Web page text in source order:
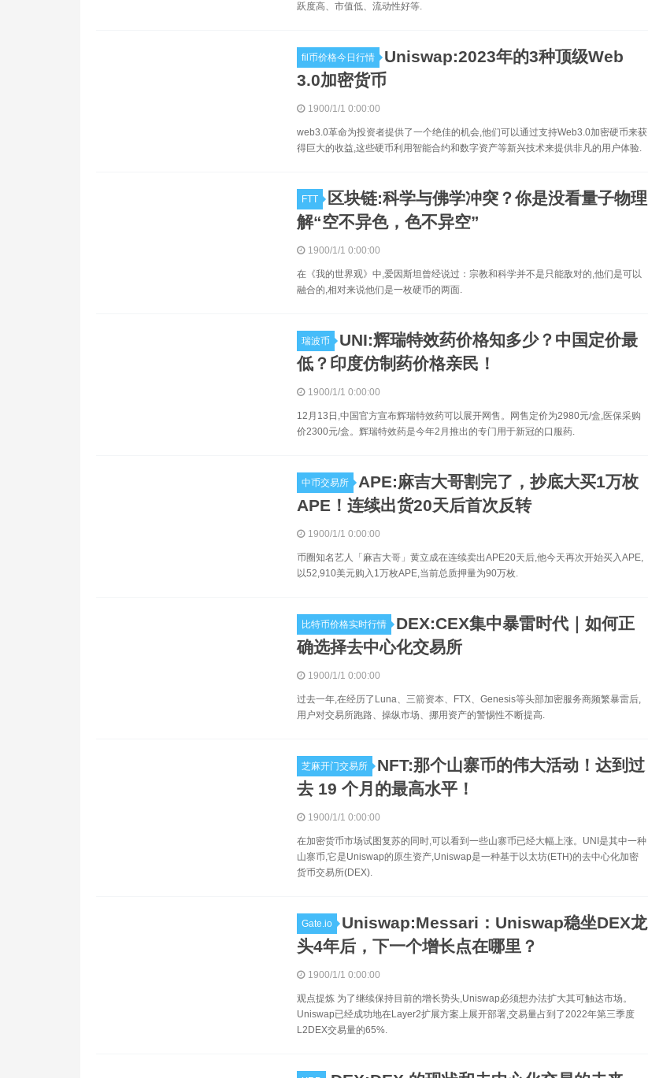
跃度高、市值低、流动性好等.
fil币价格今日行情
Uniswap:2023年的3种顶级Web
3.0加密货币
1900/1/1 0:00:00
web3.0革命为投资者提供了一个绝佳的机会,他们可以通过支持Web3.0加密硬币来获
得巨大的收益,这些硬币利用智能合约和数字资产等新兴技术来提供非凡的用户体验.
FTT
区块链:科学与佛学冲突？你是没看量子物理
解“空不异色，色不异空”
1900/1/1 0:00:00
在《我的世界观》中,爱因斯坦曾经说过：宗教和科学并不是只能敌对的,他们是可以
融合的,相对来说他们是一枚硬币的两面.
瑞波币
UNI:辉瑞特效药价格知多少？中国定价最
低？印度仿制药价格亲民！
1900/1/1 0:00:00
12月13日,中国官方宣布辉瑞特效药可以展开网售。网售定价为2980元/盒,医保采购
价2300元/盒。辉瑞特效药是今年2月推出的专门用于新冠的口服药.
中币交易所
APE:麻吉大哥割完了，抄底大买1万枚
APE！连续出货20天后首次反转
1900/1/1 0:00:00
币圈知名艺人「麻吉大哥」黄立成在连续卖出APE20天后,他今天再次开始买入APE,
以52,910美元购入1万枚APE,当前总质押量为90万枚.
比特币价格实时行情
DEX:CEX集中暴雷时代｜如何正
确选择去中心化交易所
1900/1/1 0:00:00
过去一年,在经历了Luna、三箭资本、FTX、Genesis等头部加密服务商频繁暴雷后,
用户对交易所跑路、操纵市场、挪用资产的警惕性不断提高.
芝麻开门交易所
NFT:那个山寨币的伟大活动！达到过
去 19 个月的最高水平！
1900/1/1 0:00:00
在加密货币市场试图复苏的同时,可以看到一些山寨币已经大幅上涨。UNI是其中一种
山寨币,它是Uniswap的原生资产,Uniswap是一种基于以太坊(ETH)的去中心化加密
货币交易所(DEX).
Gate.io
Uniswap:Messari：Uniswap稳坐DEX龙
头4年后，下一个增长点在哪里？
1900/1/1 0:00:00
观点提炼 为了继续保持目前的增长势头,Uniswap必须想办法扩大其可触达市场。
Uniswap已经成功地在Layer2扩展方案上展开部署,交易量占到了2022年第三季度
L2DEX交易量的65%.